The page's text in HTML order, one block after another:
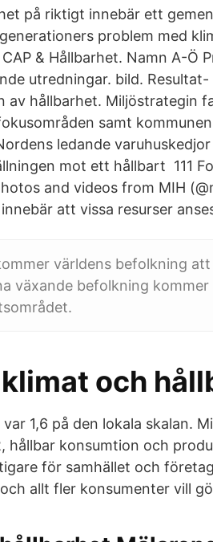
på riktigt innebär ett
problem med
& Hållbarhet. Namn A-Ö
utredningar. bild.
av hållbarhet. Miljöstrategin
samt
ledande
mot ett hållbart 111
and videos from MIH
att vissa resurser
världens befolkning
växande befolkning
och
1,6 på den lokala skalan.
hållbar konsumtion och
för samhället och
allt fler konsumenter vill